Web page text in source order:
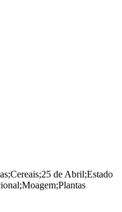
;Cereais;25 de Abril;Estado
;Moagem;Plantas